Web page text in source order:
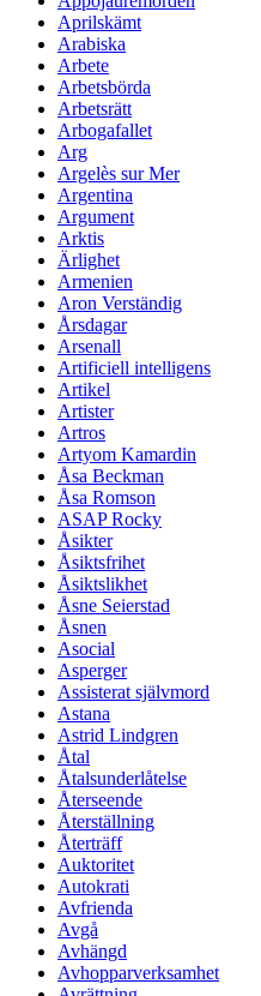
Aprilskämt
Arabiska
Arbete
Arbetsbörda
Arbetsrätt
Arbogafallet
Arg
Argelès sur Mer
Argentina
Argument
Arktis
Ärlighet
Armenien
Aron Verständig
Årsdagar
Arsenall
Artificiell intelligens
Artikel
Artister
Artros
Artyom Kamardin
Åsa Beckman
Åsa Romson
ASAP Rocky
Åsikter
Åsiktsfrihet
Åsiktslikhet
Åsne Seierstad
Åsnen
Asocial
Asperger
Assisterat självmord
Astana
Astrid Lindgren
Åtal
Åtalsunderlåtelse
Återseende
Återställning
Återträff
Auktoritet
Autokrati
Avfrienda
Avgå
Avhängd
Avhopparverksamhet